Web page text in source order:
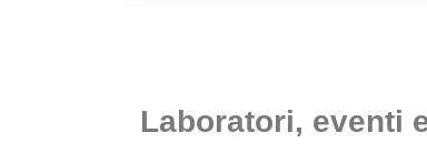
Laboratori, eventi